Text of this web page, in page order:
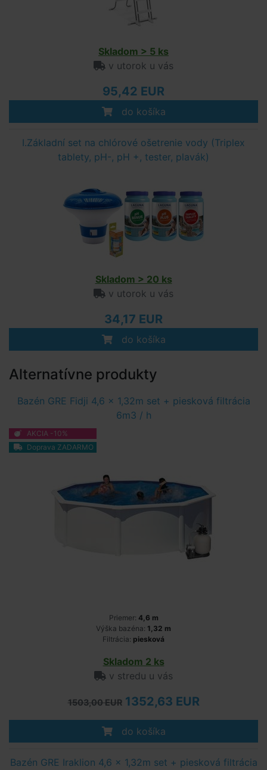
Skladom > 5 ks
v utorok u vás
95,42 EUR
do košíka
I.Základní set na chlórové ošetrenie vody (Triplex
tablety, pH-, pH +, tester, plavák)
Skladom > 20 ks
v utorok u vás
34,17 EUR
do košíka
Alternatívne produkty
Bazén GRE Fidji 4,6 x 1,32m set + piesková filtrácia
6m3 / h
AKCIA -10%
Doprava ZADARMO
Priemer: 4,6 m
Výška bazéna: 1,32 m
Filtrácia: piesková
Skladom 2 ks
v stredu u vás
1503,00 EUR1352,63 EUR
do košíka
Bazén GRE Iraklion 4,6 x 1,32m set + piesková filtrácia